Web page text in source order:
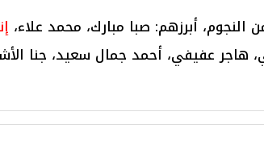
أبرزهم: صبا مبارك، محمد علاء،
عفيفي، أحمد جمال سعيد، جنا